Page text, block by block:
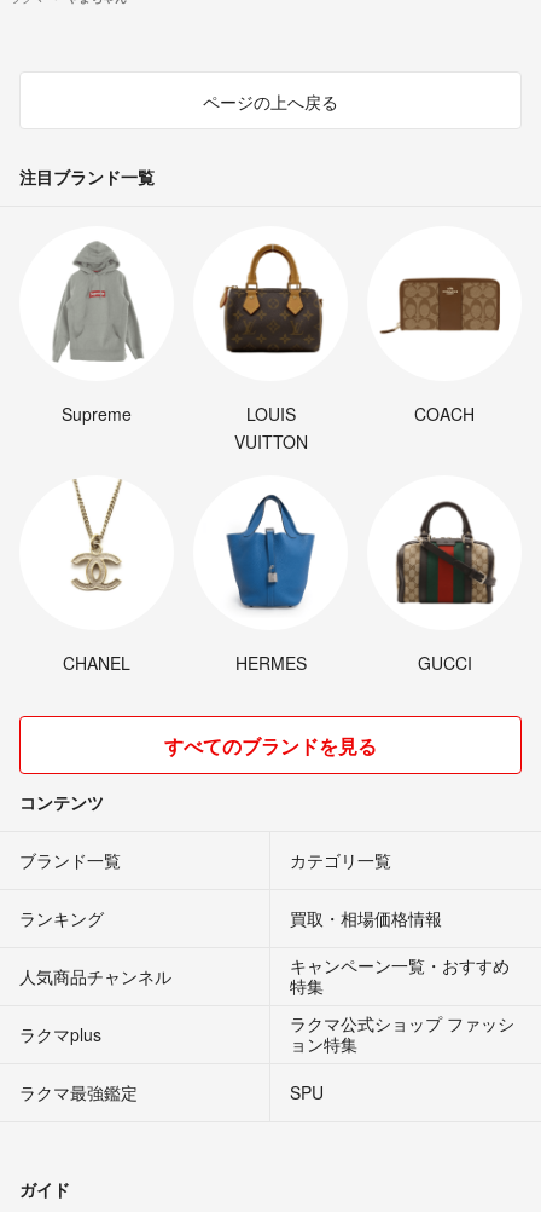
ページの上へ戻る
注目ブランド一覧
Supreme
LOUIS
VUITTON
COACH
CHANEL HERMES GUCCI
すべてのブランドを見る
コンテンツ
ブランド一覧 カテゴリ一覧
ランキング 買取・相場価格情報
人気商品チャンネル
キャンペーン一覧・おすすめ
特集
ラクマplus
ラクマ公式ショップ ファッシ
ョン特集
ラクマ最強鑑定
SPU
ガイド